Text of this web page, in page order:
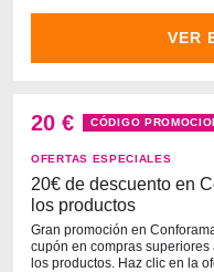
VER
20 € CÓDIGO
OFERTAS ESPECIALES
20€ de descuento en
los productos
Gran promoción en
cupón en compras
los productos. Haz clic en la